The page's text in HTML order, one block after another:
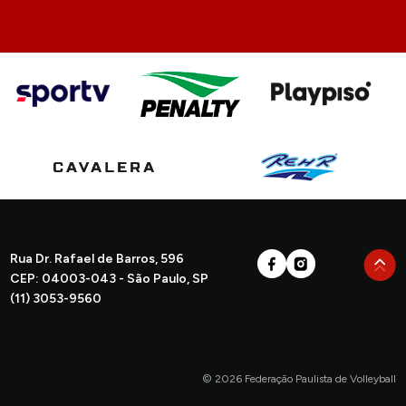
Rua Dr. Rafael de Barros, 596
CEP: 04003-043 - São Paulo, SP
(11) 3053-9560
© 2026 Federação Paulista de Volleyball